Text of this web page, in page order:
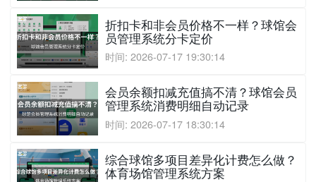
折扣卡和非会员价格不一样？球馆会
员管理系统分卡定价
时间: 2026-07-17 19:30:14
会员余额扣减充值搞不清？球馆会员
管理系统消费明细自动记录
时间: 2026-07-17 18:30:14
综合球馆多项目差异化计费怎么做？
体育场馆管理系统方案